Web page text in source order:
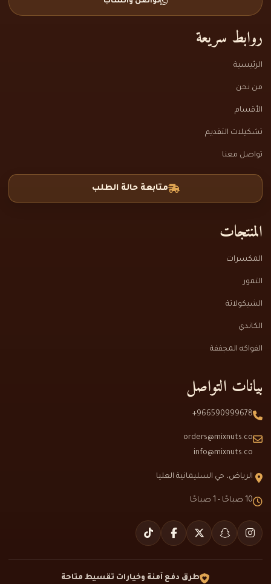
روابط سريعة
الرئيسية
من نحن
الأقسام
تشكيلات التقديم
تواصل معنا
متابعة حالة الطلب
المنتجات
المكسرات
التمور
الشيكولاتة
الكاندي
الفواكه المجففة
بيانات التواصل
966590999678+
orders@mixnuts.co
info@mixnuts.co
الرياض، حي السليمانية العليا
10 صباحًا - 1 صباحًا
طرق دفع آمنة وخيارات تقسيط متاحة